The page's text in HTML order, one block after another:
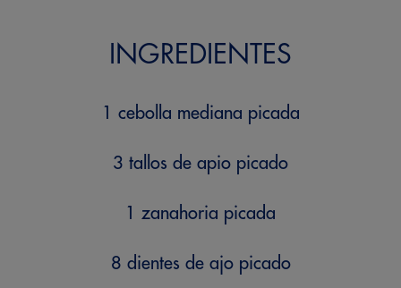
INGREDIENTES
1 cebolla mediana picada
3 tallos de apio picado
1 zanahoria picada
8 dientes de ajo picado